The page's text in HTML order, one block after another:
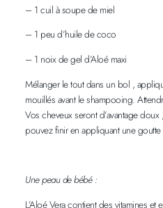
– 1 cuil à soupe de miel
– 1 peu d’huile de coco
– 1 noix de gel d’Aloé maxi
Mélanger le tout dans un bol ,
mouillés avant le shampooing.
Vos cheveux seront d’avantage
pouvez finir en appliquant une
Une peau de bébé :
L’Aloé Vera contient des vitamines